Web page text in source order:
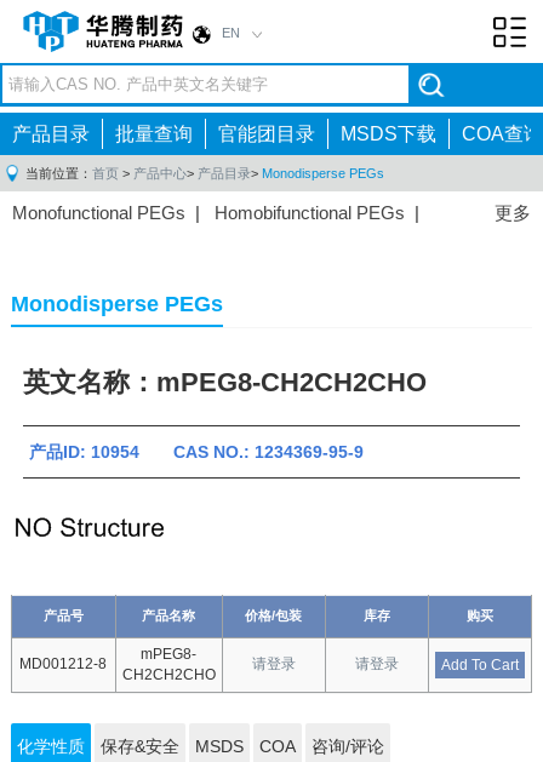
EN
产品目录 批量查询 官能团目录 MSDS下载 COA查询
当前位置： 首页 > 产品中心> 产品目录> Monodisperse PEGs
更多
Monofunctional PEGs | Homobifunctional PEGs |
Monodisperse PEGs
英文名称：mPEG8-CH2CH2CHO
产品ID: 10954 CAS NO.: 1234369-95-9
产品号 产品名称 价格/包装 库存 购买
MD001212-8
mPEG8-
CH2CH2CHO
请登录 请登录 Add To Cart
化学性质 保存&安全 MSDS COA 咨询/评论